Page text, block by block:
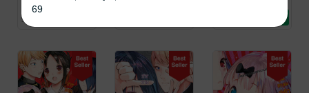
ประสาทความ
รักของเหล่า
LUCKPIM
Publishing
การ์ตูนทั่วไป
51 Rating
รักของเหล่า
Publishing
รักของเหล่า
Publishing
69